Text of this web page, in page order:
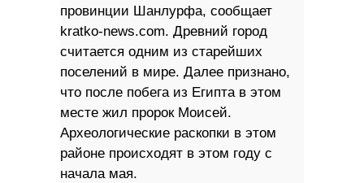
провинции Шанлурфа, сообщает
kratko-news.com. Древний город
считается одним из старейших
поселений в мире. Далее признано,
что после побега из Египта в этом
месте жил пророк Моисей.
Археологические раскопки в этом
районе происходят в этом году с
начала мая.